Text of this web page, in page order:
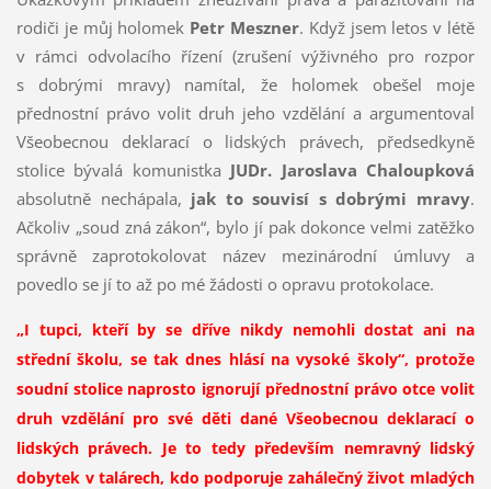
rodiči je můj holomek Petr Meszner. Když jsem letos v létě
v rámci odvolacího řízení (zrušení výživného pro rozpor
s dobrými mravy) namítal, že holomek obešel moje
přednostní právo volit druh jeho vzdělání a argumentoval
Všeobecnou deklarací o lidských právech, předsedkyně
stolice bývalá komunistka JUDr. Jaroslava Chaloupková
absolutně nechápala, jak to souvisí s dobrými mravy.
Ačkoliv „soud zná zákon“, bylo jí pak dokonce velmi zatěžko
správně zaprotokolovat název mezinárodní úmluvy a
povedlo se jí to až po mé žádosti o opravu protokolace.
„I tupci, kteří by se dříve nikdy nemohli dostat ani na
střední školu, se tak dnes hlásí na vysoké školy“, protože
soudní stolice naprosto ignorují přednostní právo otce volit
druh vzdělání pro své děti dané Všeobecnou deklarací o
lidských právech. Je to tedy především nemravný lidský
dobytek v talárech, kdo podporuje zahálečný život mladých